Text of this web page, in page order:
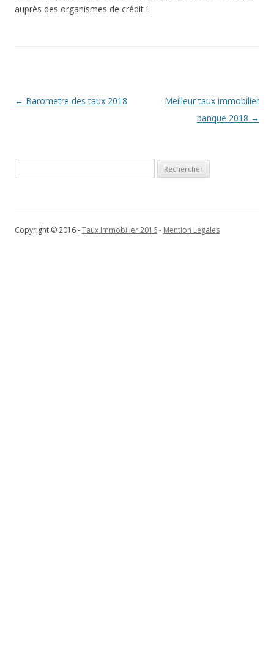
auprès des organismes de crédit !
Navigation
← Barometre des taux 2018
Meilleur taux immobilier
banque 2018 →
Copyright © 2016 -Taux Immobilier 2016- Mention Légales